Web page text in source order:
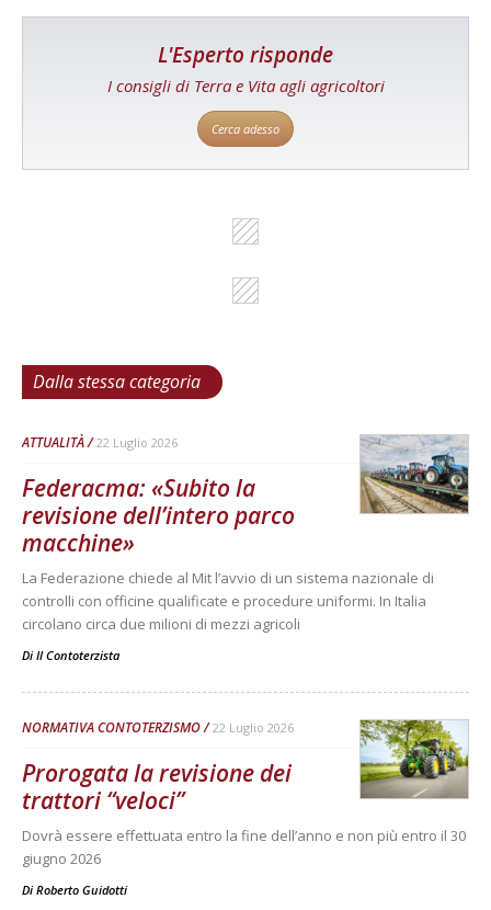
L'Esperto risponde
I consigli di Terra e Vita agli agricoltori
Cerca adesso
Dalla stessa categoria
ATTUALITÀ 22 Luglio 2026
Federacma: «Subito la
revisione dell’intero parco
macchine»
La Federazione chiede al Mit l’avvio di un sistema nazionale di
controlli con officine qualificate e procedure uniformi. In Italia
circolano circa due milioni di mezzi agricoli
Di Il Contoterzista
NORMATIVA CONTOTERZISMO 22 Luglio 2026
Prorogata la revisione dei
trattori “veloci”
Dovrà essere effettuata entro la fine dell’anno e non più entro il 30
giugno 2026
Di Roberto Guidotti